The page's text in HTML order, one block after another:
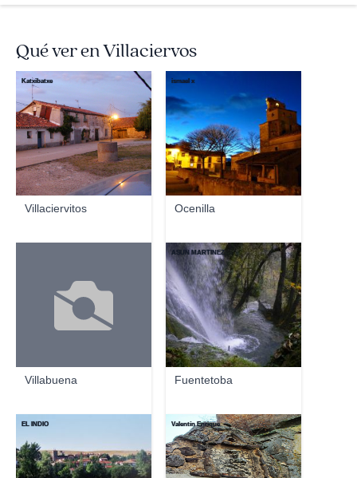
Qué ver en Villaciervos
Villaciervitos
Katxibatxe
Ocenilla
ismael x
Villabuena Fuentetoba
ASUN MARTINEZ
EL INDIO Valentín Enrique